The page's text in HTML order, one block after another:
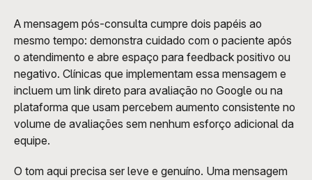
A mensagem pós-consulta cumpre dois papéis ao
mesmo tempo: demonstra cuidado com o paciente após
o atendimento e abre espaço para feedback positivo ou
negativo. Clínicas que implementam essa mensagem e
incluem um link direto para avaliação no Google ou na
plataforma que usam percebem aumento consistente no
volume de avaliações sem nenhum esforço adicional da
equipe.
O tom aqui precisa ser leve e genuíno. Uma mensagem